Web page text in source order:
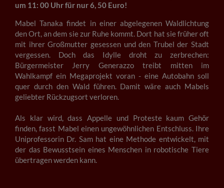
um 11: 00 Uhr für nur 6, 50 Euro!
Mabel Tanaka findet in einer abgelegenen Waldlichtung
den Ort, an dem sie zur Ruhe kommt. Dort hat sie früher oft
mit ihrer Großmutter gesessen und den Trubel der Stadt
vergessen. Doch das Idylle droht zu zerbrechen:
Bürgermeister Jerry Generazzo treibt mitten im
Wahlkampf ein Megaprojekt voran - eine Autobahn soll
quer durch den Wald führen. Damit wäre auch Mabels
geliebter Rückzugsort verloren.
Als klar wird, dass Appelle und Proteste kaum Gehör
finden, fasst Mabel einen ungewöhnlichen Entschluss. Ihre
Uniprofessorin Dr. Sam hat eine Methode entwickelt, mit
der das Bewusstsein eines Menschen in robotische Tiere
übertragen werden kann.